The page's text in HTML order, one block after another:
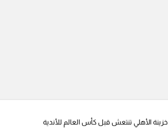
خزينة الأهلي تنتعش قبل كأس العالم للأندية